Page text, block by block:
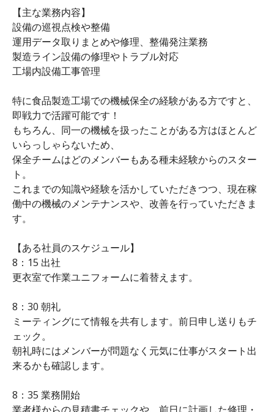
【主な業務内容】
設備の巡視点検や整備
運用データ取りまとめや修理、整備発注業務
製造ライン設備の修理やトラブル対応
工場内設備工事管理
特に食品製造工場での機械保全の経験がある方ですと、
即戦力で活躍可能です！
もちろん、同一の機械を扱ったことがある方はほとんど
いらっしゃらないため、
保全チームはどのメンバーもある種未経験からのスター
ト。
これまでの知識や経験を活かしていただきつつ、現在稼
働中の機械のメンテナンスや、改善を行っていただきま
す。
【ある社員のスケジュール】
8：15 出社
更衣室で作業ユニフォームに着替えます。
8：30 朝礼
ミーティングにて情報を共有します。前日申し送りもチ
ェック。
朝礼時にはメンバーが問題なく元気に仕事がスタート出
来るかも確認します。
8：35 業務開始